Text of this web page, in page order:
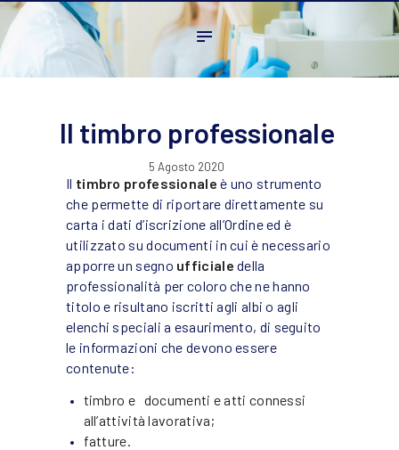
Home
L’ordine
Ambito Professionale
News
Contatti
Il timbro professionale
5 Agosto 2020
Il timbro professionale è uno strumento
che permette di riportare direttamente su
carta i dati d’iscrizione all’Ordine ed è
utilizzato su documenti in cui è necessario
apporre un segno ufficiale della
professionalità per coloro che ne hanno
titolo e risultano iscritti agli albi o agli
elenchi speciali a esaurimento, di seguito
le informazioni che devono essere
contenute:
timbro e documenti e atti connessi
all’attività lavorativa;
fatture.